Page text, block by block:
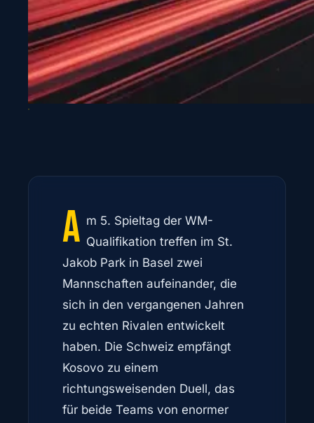
A m 5. Spieltag der WM-
Qualifikation treffen im St.
Jakob Park in Basel zwei
Mannschaften aufeinander, die
sich in den vergangenen Jahren
zu echten Rivalen entwickelt
haben. Die Schweiz empfängt
Kosovo zu einem
richtungsweisenden Duell, das
für beide Teams von enormer